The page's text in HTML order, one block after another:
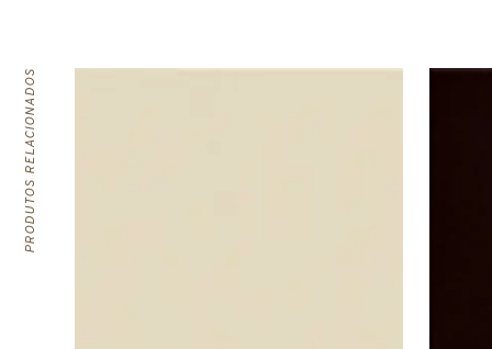
PRODUTOS RELACIONADOS